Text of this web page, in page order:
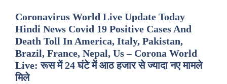
Coronavirus World Live Update Today
Hindi News Covid 19 Positive Cases And
Death Toll In America, Italy, Pakistan,
Brazil, France, Nepal, Us – Corona World
Live: रूस में 24 घंटे में आठ हजार से ज्यादा नए मामले
मिले